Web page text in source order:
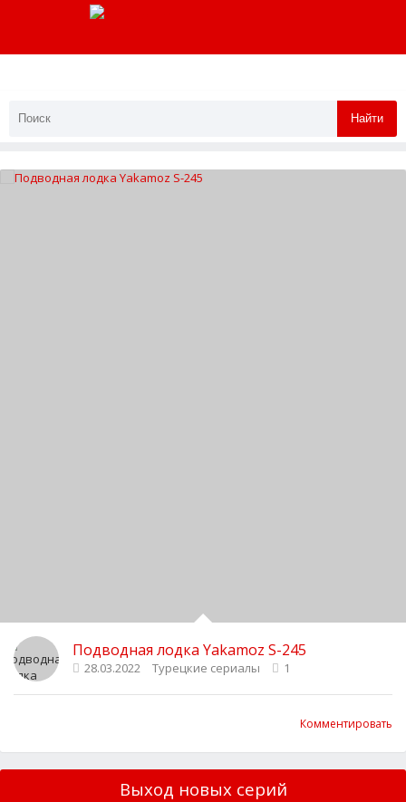
Найти
Подводная лодка Yakamoz S-245
28.03.2022 Турецкие сериалы 1
Комментировать
Выход новых серий